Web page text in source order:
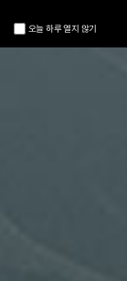
오늘 하루 열지 않기